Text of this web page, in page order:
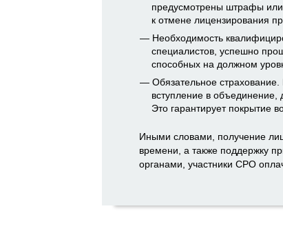
предусмотрены штрафы или
к отмене лицензирования
Необходимость
специалистов, успешно
способных на должном
Обязательное
вступление в объединение,
Это гарантирует покрытие
Иными словами, получение
времени, а также поддержку
органами, участники СРО